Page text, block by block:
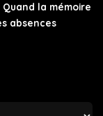
la mémoire
absences